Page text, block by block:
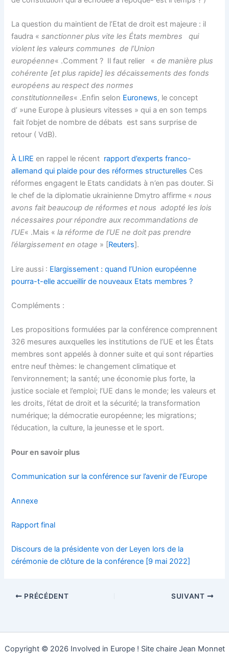
La question du maintient de l’Etat de droit est majeure : il
faudra «sanctionner plus vite les États membres qui
violent les valeurs communes de l’Union
européenne« .Comment ? Il faut relier «de manière plus
cohérente [et plus rapide] les décaissements des fonds
européens au respect des normes
constitutionnelles« .Enfin selon Euronews, le concept
d’ »une Europe à plusieurs vitesses » qui a en son temps
fait l’objet de nombre de débats est sans surprise de
retour ( VdB).
À LIREen rappel le récent rapport d’experts franco-
allemand qui plaide pour des réformes structurelles Ces
réformes engagent le Etats candidats à n’en pas douter. Si
le chef de la diplomatie ukrainienne Dmytro affirme «nous
avons fait beaucoup de réformes et nous adopté les lois
nécessaires pour répondre aux recommandations de
l’UE« .Mais «la réforme de l’UE ne doit pas prendre
l’élargissement en otage » [ Reuters].
Lire aussi : Elargissement : quand l’Union européenne
pourra-t-elle accueillir de nouveaux Etats membres ?
Compléments :
Les propositions formulées par la conférence comprennent
326 mesures auxquelles les institutions de l’UE et les États
membres sont appelés à donner suite et qui sont réparties
entre neuf thèmes: le changement climatique et
l’environnement; la santé; une économie plus forte, la
justice sociale et l’emploi; l’UE dans le monde; les valeurs et
les droits, l’état de droit et la sécurité; la transformation
numérique; la démocratie européenne; les migrations;
l’éducation, la culture, la jeunesse et le sport.
Pour en savoir plus
Communication sur la conférence sur l’avenir de l’Europe
Annexe
Rapport final
Discours de la présidente von der Leyen lors de la
cérémonie de clôture de la conférence [9 mai 2022]
PRÉCÉDENT SUIVANT
Copyright © 2026 Involved in Europe ! Site chaire Jean Monnet